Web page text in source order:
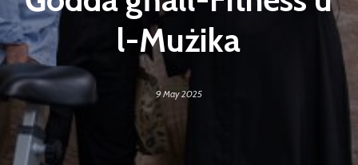
l-Mużika
9 May 2025